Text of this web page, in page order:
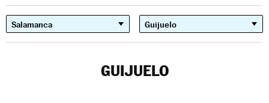
GUIJUELO